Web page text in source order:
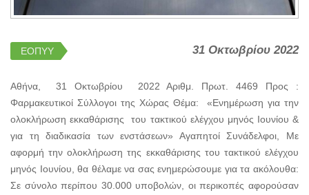
ΕΟΠΥΥ 31 Οκτωβρίου 2022
Αθήνα, 31 Οκτωβρίου 2022 Αριθμ. Πρωτ. 4469 Προς :
Φαρμακευτικοί Σύλλογοι της Χώρας Θέμα: «Ενημέρωση για την
ολοκλήρωση εκκαθάρισης του τακτικού ελέγχου μηνός Ιουνίου &
για τη διαδικασία των ενστάσεων» Αγαπητοί Συνάδελφοι, Mε
αφορμή την ολοκλήρωση της εκκαθάρισης του τακτικού ελέγχου
μηνός Ιουνίου, θα θέλαμε να σας ενημερώσουμε για τα ακόλουθα:
Σε σύνολο περίπου 30.000 υποβολών, οι περικοπές αφορούσαν